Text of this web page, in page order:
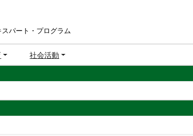
パート・プログラム
社会活動